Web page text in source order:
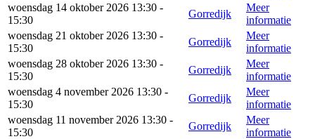
woensdag 14 oktober 2026 13:30 -
15:30
Gorredijk
Meer
informatie
woensdag 21 oktober 2026 13:30 -
15:30
Gorredijk
Meer
informatie
woensdag 28 oktober 2026 13:30 -
15:30
Gorredijk
Meer
informatie
woensdag 4 november 2026 13:30 -
15:30
Gorredijk
Meer
informatie
woensdag 11 november 2026 13:30 -
15:30
Gorredijk
Meer
informatie